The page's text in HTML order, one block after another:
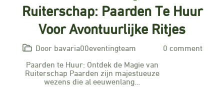
Ruiterschap: Paarden Te Huur
Voor Avontuurlijke Ritjes
Door bavaria00eventingteam
0 comment
Paarden te Huur: Ontdek de Magie van
Ruiterschap Paarden zijn majestueuze
wezens die al eeuwenlang…